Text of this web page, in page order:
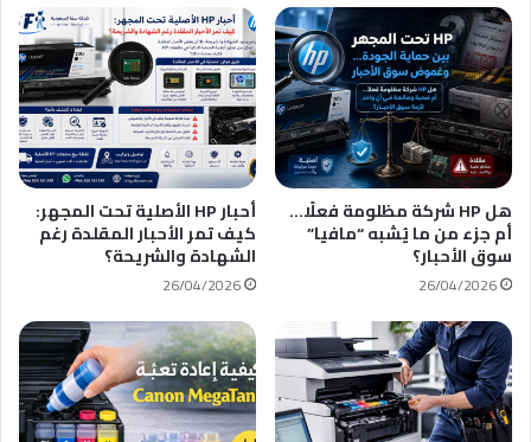
هل HP شركة مظلومة فعلًا…
أم جزء من ما يُشبه “مافيا”
سوق الأحبار؟
26/04/2026
أحبار HP الأصلية تحت المجهر:
كيف تمر الأحبار المقلدة رغم
الشهادة والشريحة؟
26/04/2026